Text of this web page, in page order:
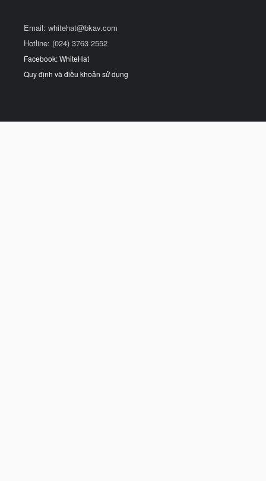
Email: whitehat@bkav.com
Hotline: (024) 3763 2552
Facebook: WhiteHat
Quy định và điều khoản sử dụng